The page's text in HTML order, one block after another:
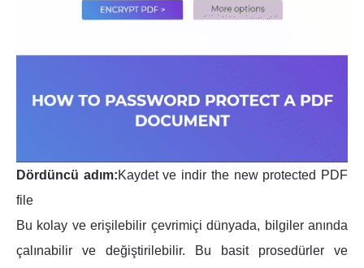
Dördüncü adım:Kaydet ve indir the new protected PDF
file
Bu kolay ve erişilebilir çevrimiçi dünyada, bilgiler anında
çalınabilir ve değiştirilebilir. Bu basit prosedürler ve